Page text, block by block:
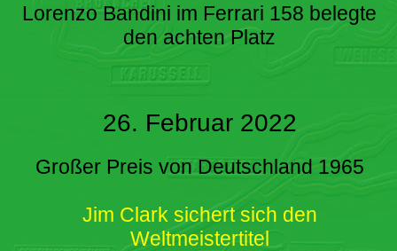
Lorenzo Bandini im Ferrari 158 belegte
den achten Platz
26. Februar 2022
Großer Preis von Deutschland 1965
Jim Clark sichert sich den
Weltmeistertitel